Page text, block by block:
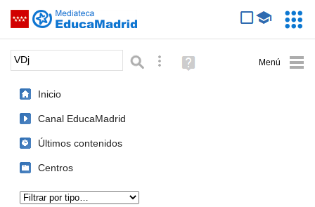
Saltar navegación
Palabra o frase: Búsqueda avanzada
Ayuda
(en
Inicio
Canal EducaMadrid
Últimos contenidos
Centros